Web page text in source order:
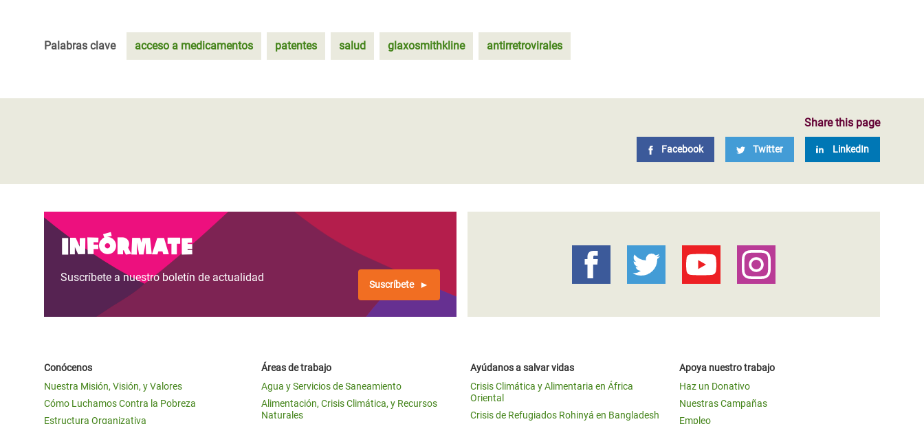
Palabras clave acceso a medicamentos patentes salud glaxosmithkline antirretrovirales
Share this page
Facebook Twitter LinkedIn
Infórmate
Suscríbete a nuestro boletín de actualidad
Suscríbete
Conócenos
Nuestra Misión, Visión, y Valores
Cómo Luchamos Contra la Pobreza
Estructura Organizativa
Áreas de trabajo
Agua y Servicios de Saneamiento
Alimentación, Crisis Climática, y Recursos
Naturales
Ayúdanos a salvar vidas
Crisis Climática y Alimentaria en África
Oriental
Crisis de Refugiados Rohinyá en Bangladesh
Apoya nuestro trabajo
Haz un Donativo
Nuestras Campañas
Empleo